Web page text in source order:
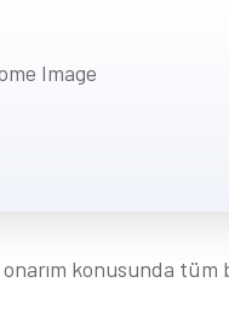
konusunda tüm